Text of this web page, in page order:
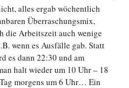
alles ergab wöchentlich
Überraschungsmix,
die Arbeitszeit auch wenige
wenn es Ausfälle gab. Statt
es dann 22:30 und am
halt wieder um 10 Uhr – 18
morgens um 6 Uhr… Ein